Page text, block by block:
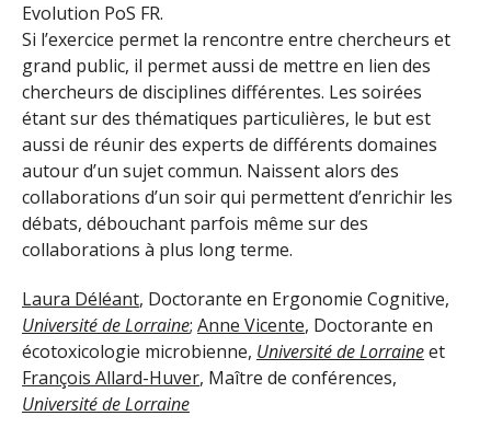
Evolution PoS FR.
Si l’exercice permet la rencontre entre chercheurs et
grand public, il permet aussi de mettre en lien des
chercheurs de disciplines différentes. Les soirées
étant sur des thématiques particulières, le but est
aussi de réunir des experts de différents domaines
autour d’un sujet commun. Naissent alors des
collaborations d’un soir qui permettent d’enrichir les
débats, débouchant parfois même sur des
collaborations à plus long terme.
Laura Déléant, Doctorante en Ergonomie Cognitive,
Université de Lorraine; Anne Vicente, Doctorante en
écotoxicologie microbienne, Université de Lorraineet
François Allard-Huver, Maître de conférences,
Université de Lorraine